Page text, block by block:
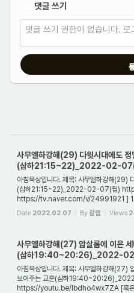
댓글 쓰기
댓글 쓰기 권한이 없습니다.
사무엘하강해(29) 다윗시대에도 정
(삼하21:15~22)_2022-02-
아침묵상입니다. 제목: 사무엘하강해(29)
(삼하21:15~22)_2022-02-07(월)
https://tv.naver.com/v/24991921 ] 1.
기록에 따르면 거인족...
Date 2022.02.07 By갈렙 Views
사무엘하강해(27) 압살롬에 이은
(삼하19:40~20:26)_2022-
아침묵상입니다. 제목: 사무엘하강해(27)
보여주는 교훈(삼하
https://youtu.be/lbdho4wx7ZA [혹